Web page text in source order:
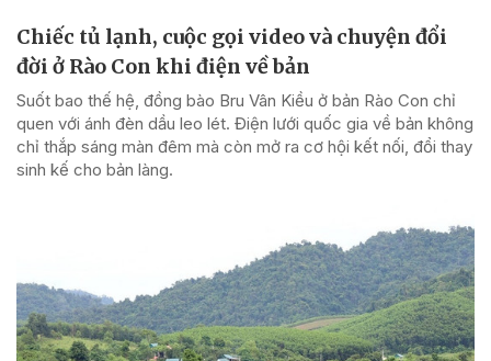
Chiếc tủ lạnh, cuộc gọi video và chuyện đổi
đời ở Rào Con khi điện về bản
Suốt bao thế hệ, đồng bào Bru Vân Kiều ở bản Rào Con chỉ
quen với ánh đèn dầu leo lét. Điện lưới quốc gia về bản không
chỉ thắp sáng màn đêm mà còn mở ra cơ hội kết nối, đổi thay
sinh kế cho bản làng.